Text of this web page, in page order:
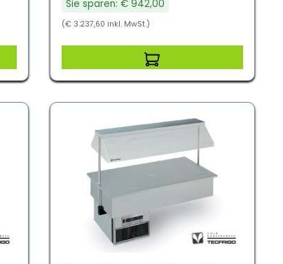
Sie sparen: € 942,00
(€ 3.237,60 inkl. MwSt.)